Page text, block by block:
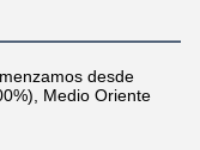
desde
Medio Oriente